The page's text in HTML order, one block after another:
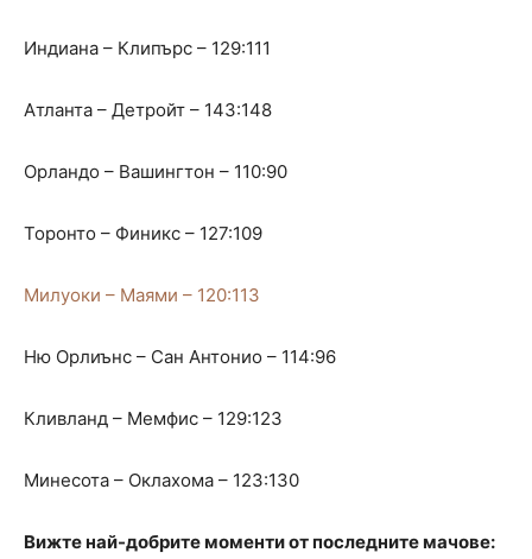
Индиана – Клипърс – 129:111
Атланта – Детройт – 143:148
Орландо – Вашингтон – 110:90
Торонто – Финикс – 127:109
Милуоки – Маями – 120:113
Ню Орлиънс – Сан Антонио – 114:96
Кливланд – Мемфис – 129:123
Минесота – Оклахома – 123:130
Вижте най-добрите моменти от последните мачове: